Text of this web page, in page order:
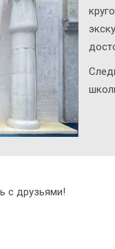
с друзьями!